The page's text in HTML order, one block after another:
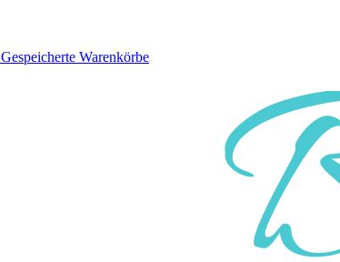
Gespeicherte Warenkörbe